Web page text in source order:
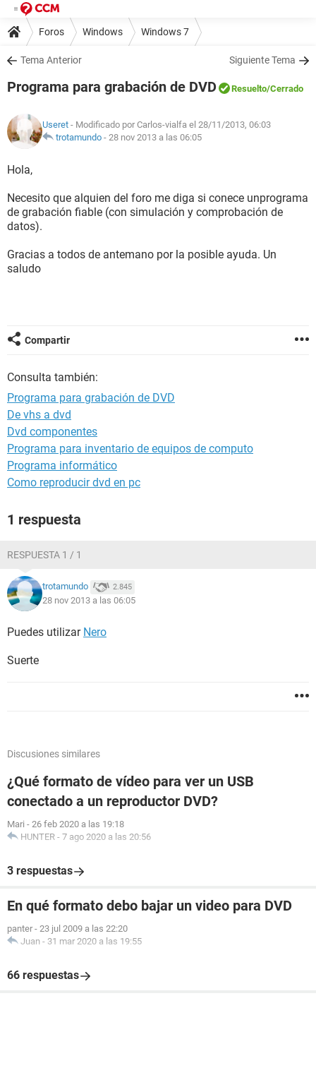
Foros Windows Windows 7
Tema Anterior Siguiente Tema
Programa para grabación de DVD Resuelto/Cerrado
Useret - Modificado por Carlos-vialfa el 28/11/2013, 06:03
trotamundo - 28 nov 2013 a las 06:05
Hola,
Necesito que alquien del foro me diga si conece unprograma
de grabación fiable (con simulación y comprobación de
datos).
Gracias a todos de antemano por la posible ayuda. Un
saludo
Compartir
Consulta también:
Programa para grabación de DVD
De vhs a dvd
Dvd componentes
Programa para inventario de equipos de computo
Programa informático
Como reproducir dvd en pc
1 respuesta
RESPUESTA 1 / 1
trotamundo 2.845
28 nov 2013 a las 06:05
Puedes utilizar Nero
Suerte
Discusiones similares
¿Qué formato de vídeo para ver un USB
conectado a un reproductor DVD?
Mari - 26 feb 2020 a las 19:18
HUNTER - 7 ago 2020 a las 20:56
3 respuestas
En qué formato debo bajar un video para DVD
panter - 23 jul 2009 a las 22:20
Juan - 31 mar 2020 a las 19:55
66 respuestas